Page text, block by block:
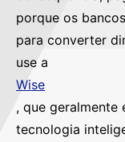
porque os
para converter
use a
Wise
, que geralmente
tecnologia